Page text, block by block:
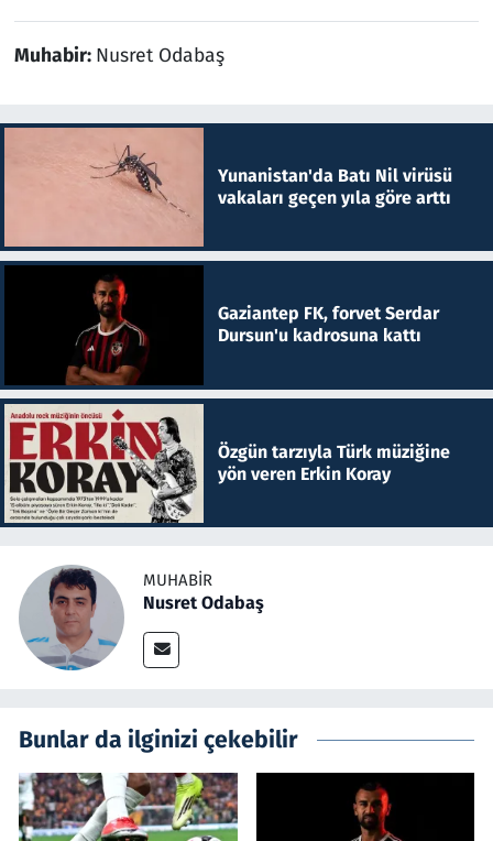
Muhabir: Nusret Odabaş
Yunanistan'da Batı Nil virüsü
vakaları geçen yıla göre arttı
Gaziantep FK, forvet Serdar
Dursun'u kadrosuna kattı
Özgün tarzıyla Türk müziğine
yön veren Erkin Koray
MUHABIR
Nusret Odabaş
Bunlar da ilginizi çekebilir